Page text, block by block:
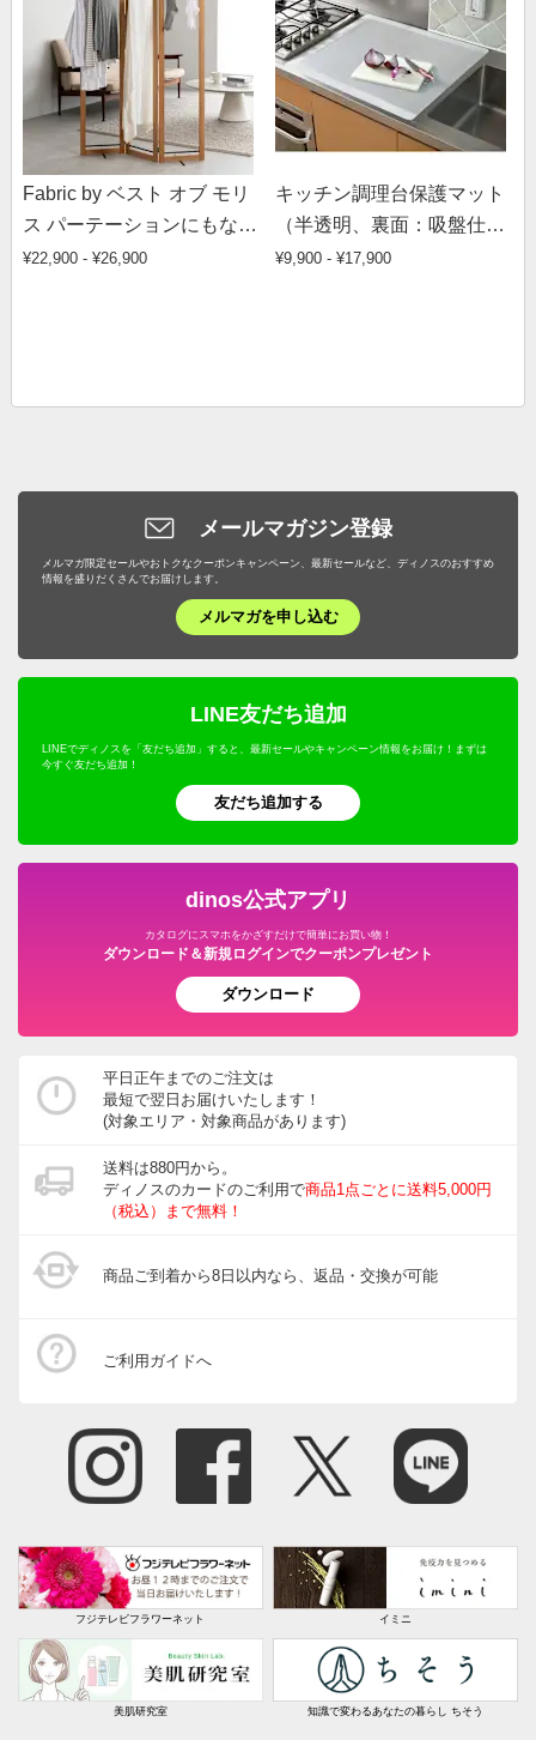
Fabric by ベスト オブ モリ
ス パーテーションにもなる
木製物干し クロスなし
¥22,900 - ¥26,900
キッチン調理台保護マット
（半透明、裏面：吸盤仕様
タイプ）
¥9,900 - ¥17,900
メールマガジン登録
メルマガ限定セールやおトクなクーポンキャンペーン、最新セールなど、ディノスのおすすめ
情報を盛りだくさんでお届けします。
メルマガを申し込む
LINE友だち追加
LINEでディノスを「友だち追加」すると、最新セールやキャンペーン情報をお届け！まずは
今すぐ友だち追加！
友だち追加する
dinos公式アプリ
カタログにスマホをかざすだけで簡単にお買い物！
ダウンロード＆新規ログインでクーポンプレゼント
ダウンロード
平日正午までのご注文は
最短で翌日お届けいたします！
(対象エリア・対象商品があります)
送料は880円から。
ディノスのカードのご利用で商品1点ごとに送料5,000円
（税込）まで無料！
商品ご到着から8日以内なら、返品・交換が可能
ご利用ガイドへ
フジテレビフラワーネット イミニ
美肌研究室 知識で変わるあなたの暮らし ちそう